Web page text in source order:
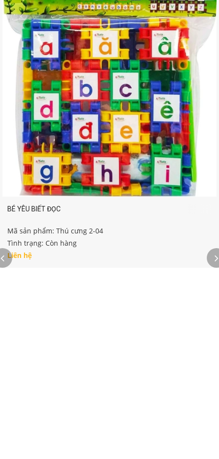
BÉ YÊU BIẾT ĐỌC
Mã sản phẩm: Thú cưng 2-04
Tình trạng: Còn hàng
Liên hệ